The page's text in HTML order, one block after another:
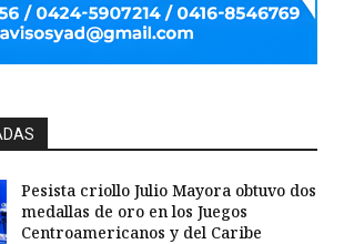
Pesista criollo Julio Mayora obtuvo dos
medallas de oro en los Juegos
Centroamericanos y del Caribe